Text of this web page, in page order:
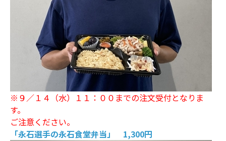
※９／１４（水）１１：００までの注文受付となりま
す。
ご注意ください。
「永石選手の永石食堂弁当」 1,300円